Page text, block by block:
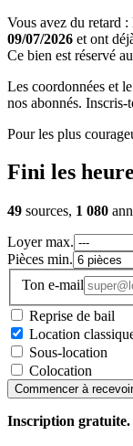
Vous avez du retard :
09/07/2026 et ont
Ce bien est réservé
Les coordonnées et
nos abonnés.
Pour les plus
Fini les
49 sources, 1 080
Loyer max.
Pièces min.
Ton e-mail
Reprise de bail
Location
Sous-location
Colocation
Commencer à
Inscription gratuite.